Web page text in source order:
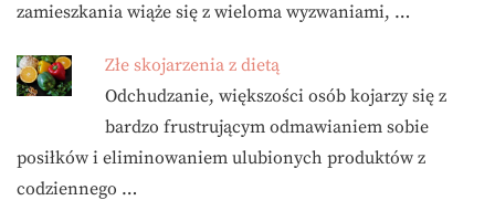
zamieszkania wiąże się z wieloma wyzwaniami, …
Złe skojarzenia z dietą
Odchudzanie, większości osób kojarzy się z
bardzo frustrującym odmawianiem sobie
posiłków i eliminowaniem ulubionych produktów z
codziennego …